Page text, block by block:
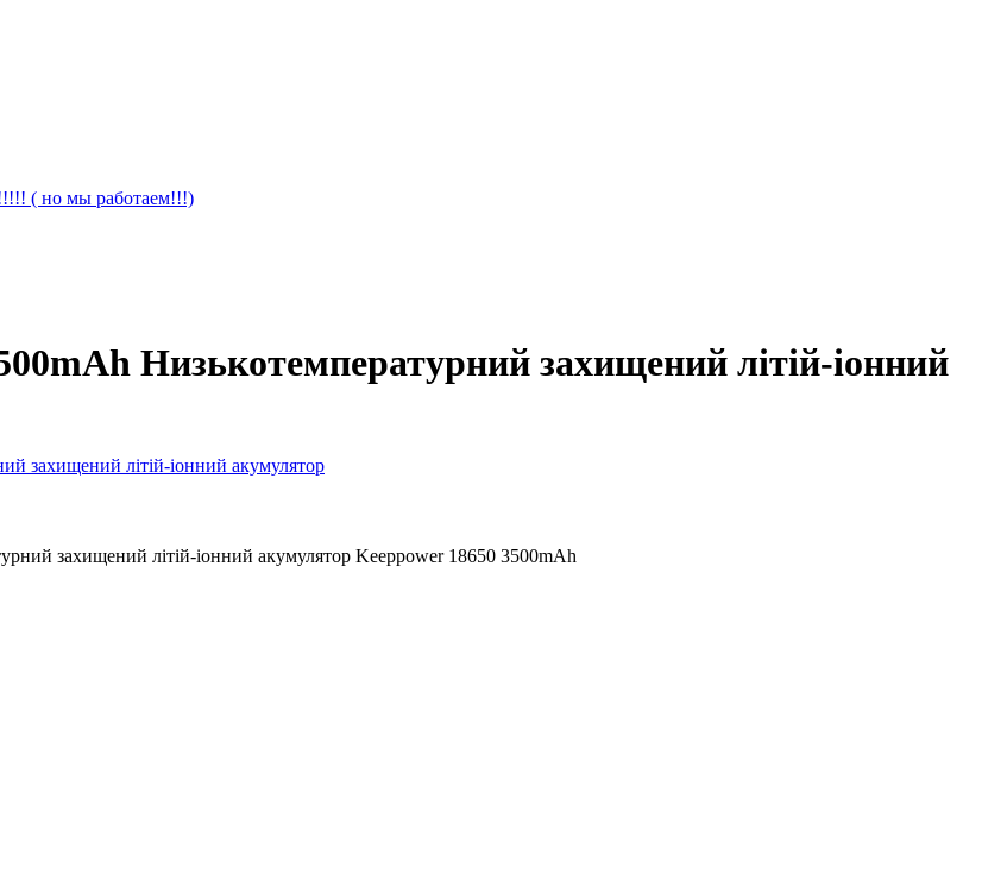
( но мы работаем!!!)
Низькотемпературний захищений літій-іонний
захищений літій-іонний акумулятор Keeppower 18650 3500mAh